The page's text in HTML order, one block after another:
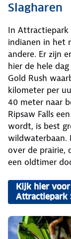
Slagharen
In Attractiepark
indianen in het
andere. Er zijn
hier de hele
Gold Rush
kilometer per
40 meter naar
Ripsaw Falls
wordt, is best
wildwaterbaan.
over de prairie,
een oldtimer
Kijk hier
Attractiepark